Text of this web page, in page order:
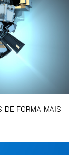
DE FORMA MAIS